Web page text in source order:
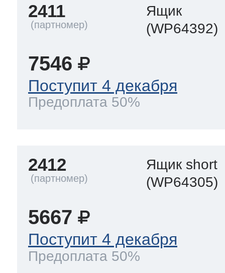
2411
Ящик
(WP64392)
7546
Поступит 4 декабря
Предоплата 50%
2412
Ящик short
(WP64305)
5667
Поступит 4 декабря
Предоплата 50%